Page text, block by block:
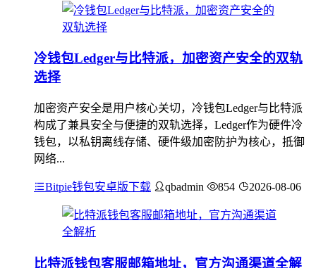
冷钱包Ledger与比特派，加密资产安全的双轨
选择
加密资产安全是用户核心关切，冷钱包Ledger与比特派
构成了兼具安全与便捷的双轨选择，Ledger作为硬件冷
钱包，以私钥离线存储、硬件级加密防护为核心，抵御
网络...
Bitpie钱包安卓版下载 qbadmin 854 2026-08-06
比特派钱包客服邮箱地址，官方沟通渠道全解